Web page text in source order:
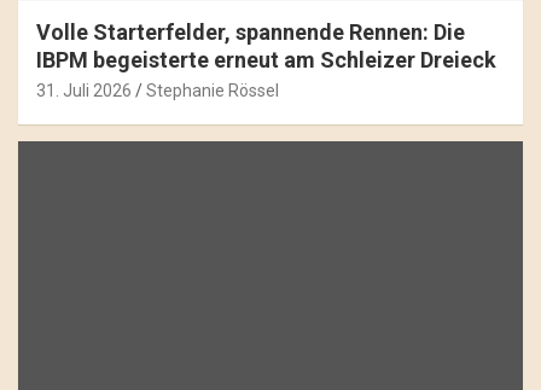
Volle Starterfelder, spannende Rennen: Die
IBPM begeisterte erneut am Schleizer Dreieck
31. Juli 2026 Stephanie Rössel